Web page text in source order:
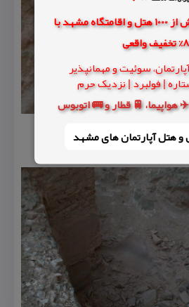
🎁 امکان رزرو بیش از 1000 هتل و اقامتگاه مشهد با
واقعی
سوئیت و مهمانپذیر
هواپیما، 🚆 قطار و 🚌 اتوبوس
هتل‌ آپارتمان های مشهد